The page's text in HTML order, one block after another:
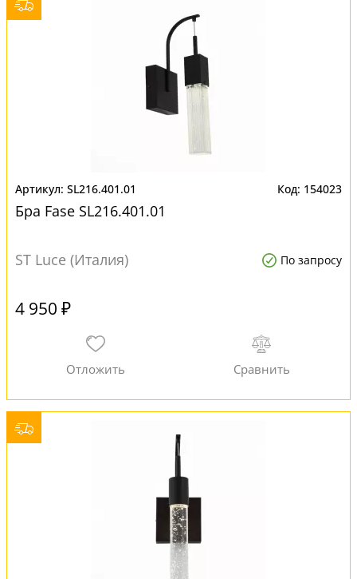
SL216.401.01 154023
Бра Fase SL216.401.01
ST Luce (Италия) По запросу
4 950 ₽